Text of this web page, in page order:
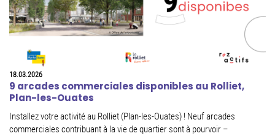
18.03.2026
9 arcades commerciales disponibles au Rolliet,
Plan-les-Ouates
Installez votre activité au Rolliet (Plan-les-Ouates) ! Neuf arcades
commerciales contribuant à la vie de quartier sont à pourvoir –